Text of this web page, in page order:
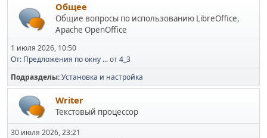
Общее
Общие вопросы по использованию LibreOffice,
Apache OpenOffice
1 июля 2026, 10:50
От: Предложения по окну ...от4_3
Подразделы Установка и настройка
Writer
Текстовый процессор
30 июля 2026, 23:21